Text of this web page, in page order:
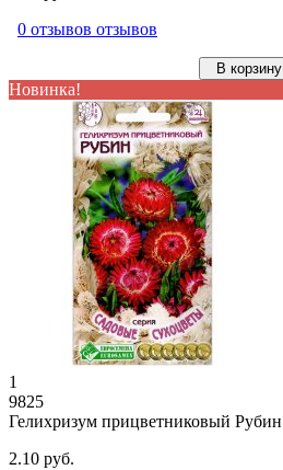
0 отзывов отзывов
В корзину
Новинка!
1
9825
Гелихризум прицветниковый Рубин
2.10 руб.